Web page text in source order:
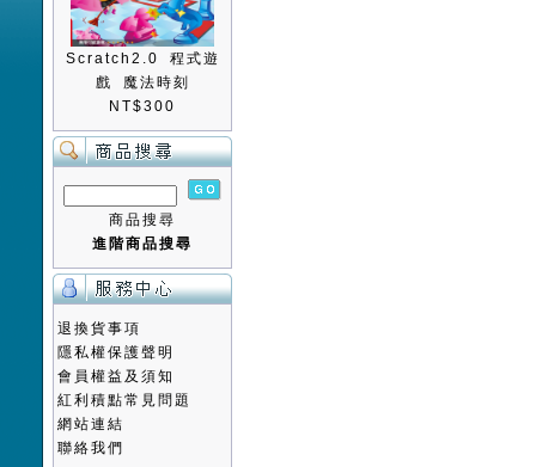
Scratch2.0 程式遊
戲 魔法時刻
NT$300
商品搜尋
進階商品搜尋
退換貨事項
隱私權保護聲明
會員權益及須知
紅利積點常見問題
網站連結
聯絡我們